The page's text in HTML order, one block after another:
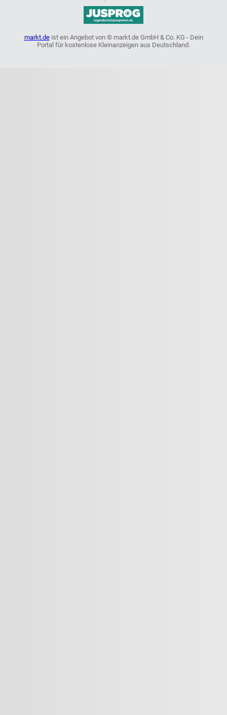
markt.deist ein Angebot von © markt.de GmbH & Co. KG - Dein
Portal für kostenlose Kleinanzeigen aus Deutschland.